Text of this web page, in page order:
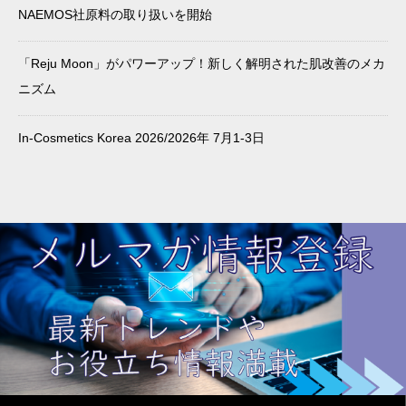
NAEMOS社原料の取り扱いを開始
「Reju Moon」がパワーアップ！新しく解明された肌改善のメカ
ニズム
In-Cosmetics Korea 2026/2026年 7月1-3日